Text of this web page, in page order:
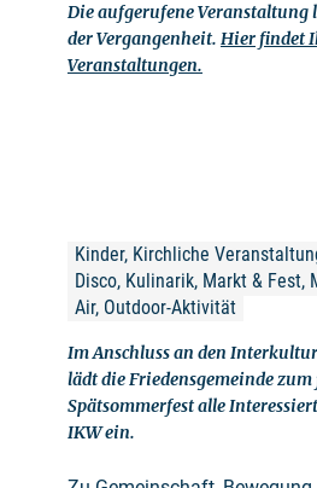
Die aufgerufene Veranstaltung
der Vergangenheit. Hier findet
Veranstaltungen.
Kinder, Kirchliche
Disco, Kulinarik, Markt & Fest,
Air, Outdoor-Aktivität
Im Anschluss an den
lädt die Friedensgemeinde
Spätsommerfest alle
IKW ein.